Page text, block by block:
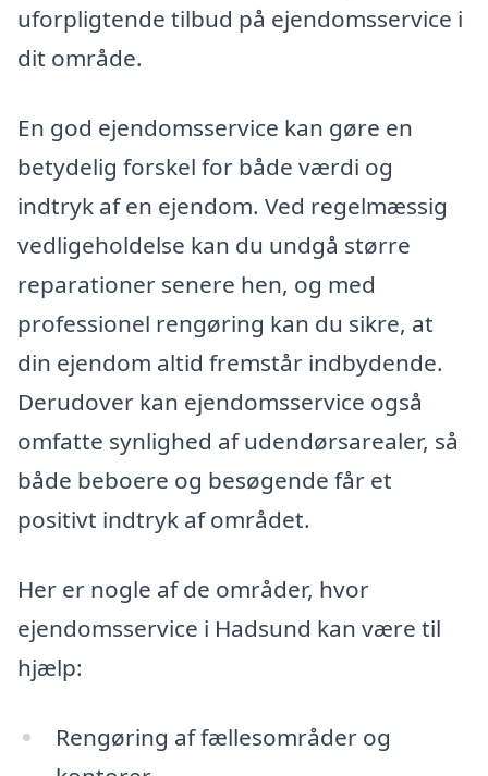
uforpligtende tilbud på ejendomsservice i
dit område.
En god ejendomsservice kan gøre en
betydelig forskel for både værdi og
indtryk af en ejendom. Ved regelmæssig
vedligeholdelse kan du undgå større
reparationer senere hen, og med
professionel rengøring kan du sikre, at
din ejendom altid fremstår indbydende.
Derudover kan ejendomsservice også
omfatte synlighed af udendørsarealer, så
både beboere og besøgende får et
positivt indtryk af området.
Her er nogle af de områder, hvor
ejendomsservice i Hadsund kan være til
hjælp:
Rengøring af fællesområder og